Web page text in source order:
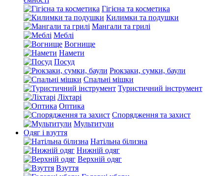
Гігієна та косметика
Килимки та подушки
Мангали та грилі
Меблі
Вогнище
Намети
Посуд
Рюкзаки, сумки, баули
Спальні мішки
Туристичний інструмент
Ліхтарі
Оптика
Спорядження та захист
Мультитули
Одяг і взуття
Натільна білизна
Нижній одяг
Верхній одяг
Взуття